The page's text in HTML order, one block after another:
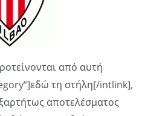
από αυτή
τη στήλη[/intlink],
αποτελέσματος